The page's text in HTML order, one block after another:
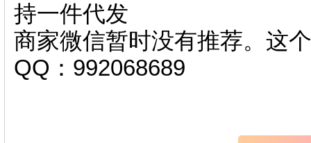
持一件代发
商家微信暂时没有推荐。这
QQ：992068689